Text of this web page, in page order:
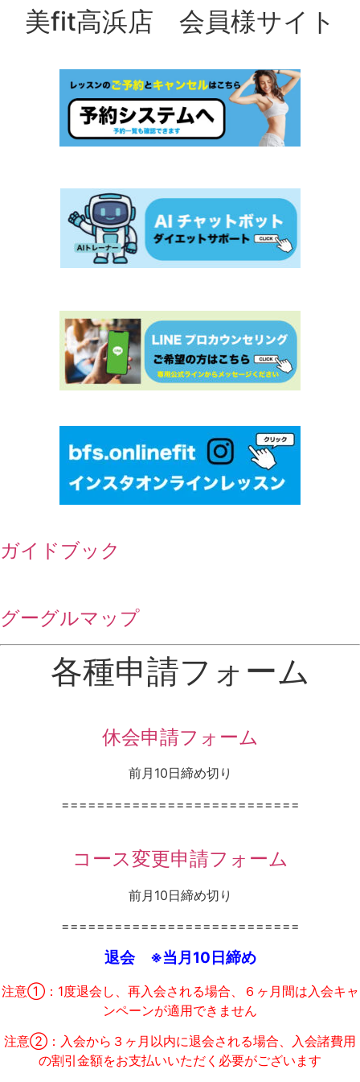
美fit高浜店 会員様サイト
ガイドブック
グーグルマップ
各種申請フォーム
休会申請フォーム
前月10日締め切り
===========================
コース変更申請フォーム
前月10日締め切り
===========================
退会 ※当月10日締め
注意①：1度退会し、再入会される場合、６ヶ月間は入会キャ
ンペーンが適用できません
注意②：入会から３ヶ月以内に退会される場合、入会諸費用
の割引金額をお支払いいただく必要がございます